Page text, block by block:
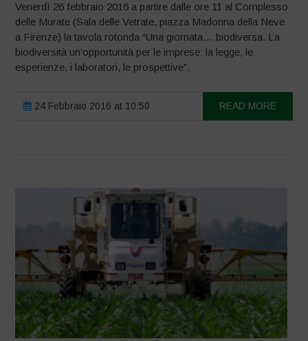
Venerdì 26 febbraio 2016 a partire dalle ore 11 al Complesso
delle Murate (Sala delle Vetrate, piazza Madonna della Neve
a Firenze) la tavola rotonda “Una giornata… biodiversa. La
biodiversità un’opportunità per le imprese: la legge, le
esperienze, i laboratori, le prospettive”.
24 Febbraio 2016 at 10:50 READ MORE